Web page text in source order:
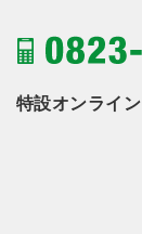
特設オンライ